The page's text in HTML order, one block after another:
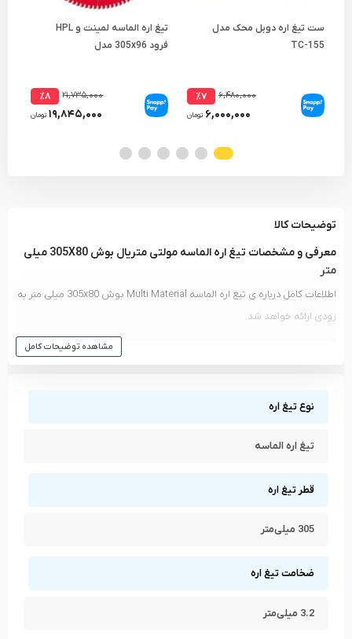
ست تیغ اره دوبل محک مدل
TC-155
۶,۴۸۰,۰۰۰ ٪۷
۶,۰۰۰,۰۰۰ تومان
تیغ اره الماسه لمینت و HPL
فرود 305x96 مدل
۲۱,۷۳۵,۰۰۰ ٪۸
۱۹,۸۴۵,۰۰۰ تومان
توضیحات کالا
معرفی و مشخصات تیغ اره الماسه مولتی متریال بوش 305X80 میلی
متر
اطلاعات کامل درباره ی تیغ اره الماسه Multi Material بوش 305x80 میلی متر به
زودی ارائه خواهد شد.
مشاهده توضیحات کامل
نوع تیغ اره
تیغ اره الماسه
قطر تیغ اره
305 میلی‌متر
ضخامت تیغ اره
3.2 میلی‌متر